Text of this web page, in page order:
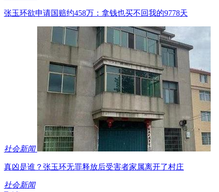
张玉环欲申请国赔约458万：拿钱也买不回我的9778天
社会新闻
真凶是谁？张玉环无罪释放后受害者家属离开了村庄
社会新闻